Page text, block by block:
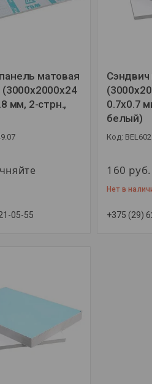
матовая
(3000x2000x24
мм, 2-стрн.,
05-55
Сэндвич
0.7x0.7
белый)
160 руб.
Нет в
+375 (29)